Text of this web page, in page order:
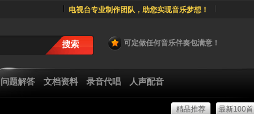
电视台专业制作团队，助您实现音乐梦想！
可定做任何音乐伴奏包满意！
问题解答 文档资料 录音代唱 人声配音
精品推荐 最新100首